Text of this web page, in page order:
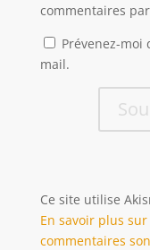
commentaires
Prévenez-moi
mail.
Ce site utilise
En savoir plus
commentaires